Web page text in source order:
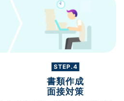
STEP.4
書類作成
面接対策